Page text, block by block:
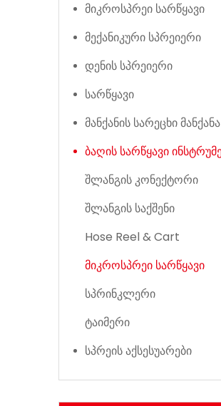
მიკროსპრეი სარწყავი
მექანიკური სპრეიერი
დენის სპრეიერი
სარწყავი
მანქანის სარეცხი მანქანა
შლანგის კონექტორი
შლანგის საქშენი
Hose Reel & Cart
მიკროსპრეი სარწყავი
სპრინკლერი
ტაიმერი
სპრეის აქსესუარები